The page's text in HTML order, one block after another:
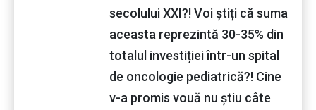
secolului XXI?! Voi știți că suma
aceasta reprezintă 30-35% din
totalul investiției într-un spital
de oncologie pediatrică?! Cine
v-a promis vouă nu știu câte